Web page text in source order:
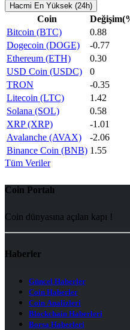
Hacmi En Yüksek (24h)
Coin
Bitcoin (BTC)
0.88
Dogecoin (DOGE)
-0.77
Ethereum (ETH)
0.30
USD Coin (USDC)
0
TRON
-0.35
Litecoin (LTC)
1.42
Solana (SOL)
0.58
XRP (XRP)
-1.01
Avalanche (AVAX)
-2.06
Binance Coin (BNB) 1.55
Tüm Veriler
Coin Portalı
Coin dünyasına açılan kapı !
Haberler
Güncel Haberler
Coin Haberler
Coin Analizleri
Blockchain Haberleri
Borsa Haberleri